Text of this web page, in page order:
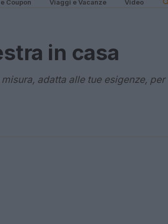
Coupon Viaggi e Vacanze Video
in casa
adatta alle tue esigenze, per